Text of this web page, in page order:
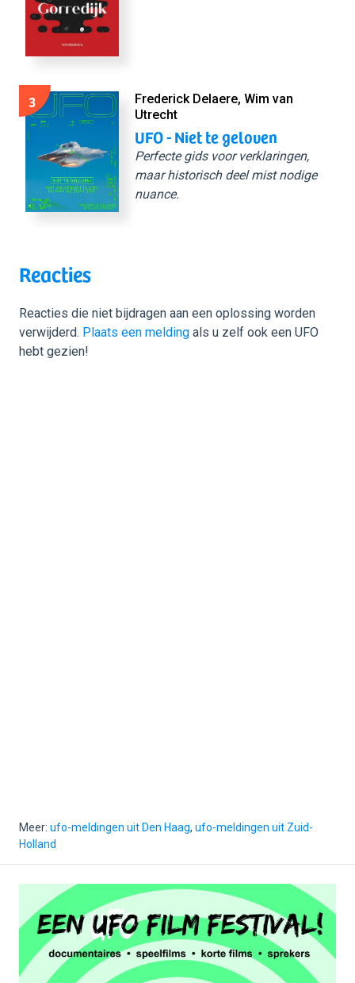
3
Frederick Delaere, Wim van
Utrecht
UFO - Niet te geloven
Perfecte gids voor verklaringen,
maar historisch deel mist nodige
nuance.
Reacties
Reacties die niet bijdragen aan een oplossing worden
verwijderd. Plaats een melding als u zelf ook een UFO
hebt gezien!
Meer: ufo-meldingen uit Den Haag, ufo-meldingen uit Zuid-
Holland